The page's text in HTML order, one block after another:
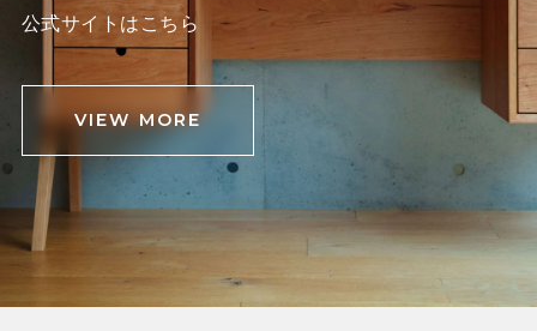
公式サイトはこちら
VIEW MORE